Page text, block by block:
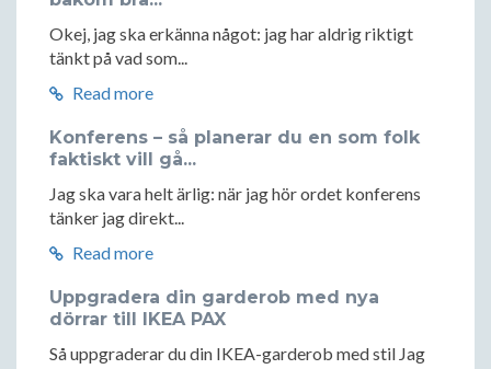
Okej, jag ska erkänna något: jag har aldrig riktigt
tänkt på vad som...
Read more
Konferens – så planerar du en som folk
faktiskt vill gå...
Jag ska vara helt ärlig: när jag hör ordet konferens
tänker jag direkt...
Read more
Uppgradera din garderob med nya
dörrar till IKEA PAX
Så uppgraderar du din IKEA-garderob med stil Jag